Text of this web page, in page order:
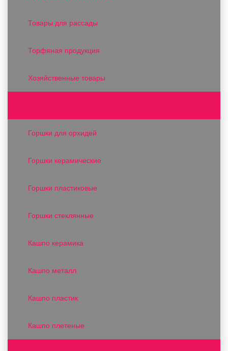
Товары для рассады
Торфяная продукция
Хозяйственные товары
Горшки для орхидей
Горшки керамические
Горшки пластиковые
Горшки стеклянные
Кашпо керамика
Кашпо металл
Кашпо пластик
Кашпо плетеные